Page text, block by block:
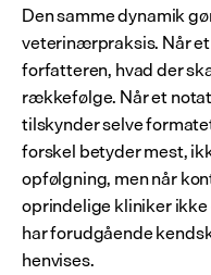
Den samme dynamik
veterinærpraksis. Når
forfatteren, hvad der
rækkefølge. Når et
tilskynder selve
forskel betyder mest,
opfølgning, men når
oprindelige kliniker
har forudgående
henvises.